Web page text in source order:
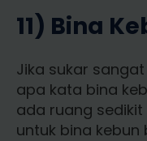
11) Bina
Jika sukar
apa kata bina
ada ruang
untuk bina kebun